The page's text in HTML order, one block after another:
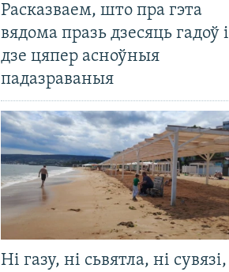
Расказваем, што пра гэта
вядома празь дзесяць гадоў і
дзе цяпер асноўныя
падазраваныя
Ні газу, ні сьвятла, ні сувязі,